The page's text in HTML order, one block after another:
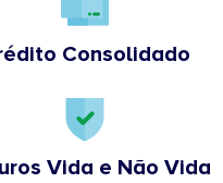
Consolidado
Vida e Não Vida